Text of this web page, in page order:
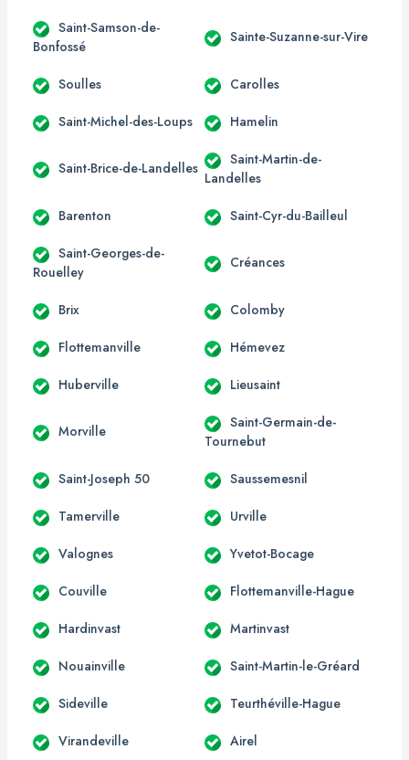
Saint-Samson-de-
Bonfossé
Sainte-Suzanne-sur-Vire
Soulles Carolles
Saint-Michel-des-Loups Hamelin
Saint-Brice-de-Landelles
Saint-Martin-de-
Landelles
Barenton Saint-Cyr-du-Bailleul
Saint-Georges-de-
Rouelley
Créances
Brix Colomby
Flottemanville Hémevez
Huberville Lieusaint
Morville
Saint-Germain-de-
Tournebut
Saint-Joseph 50 Saussemesnil
Tamerville Urville
Valognes Yvetot-Bocage
Couville Flottemanville-Hague
Hardinvast Martinvast
Nouainville Saint-Martin-le-Gréard
Sideville Teurthéville-Hague
Virandeville Airel